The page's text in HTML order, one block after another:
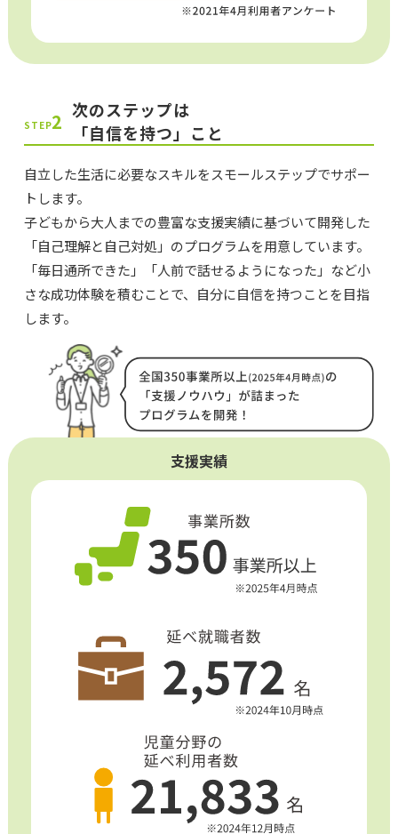
STEP2 次のステップは
「自信を持つ」こと
自立した生活に必要なスキルをスモールステップでサポー
トします。
子どもから大人までの豊富な支援実績に基づいて開発した
「自己理解と自己対処」のプログラムを用意しています。
「毎日通所できた」「人前で話せるようになった」など小
さな成功体験を積むことで、自分に自信を持つことを目指
します。
支援実績